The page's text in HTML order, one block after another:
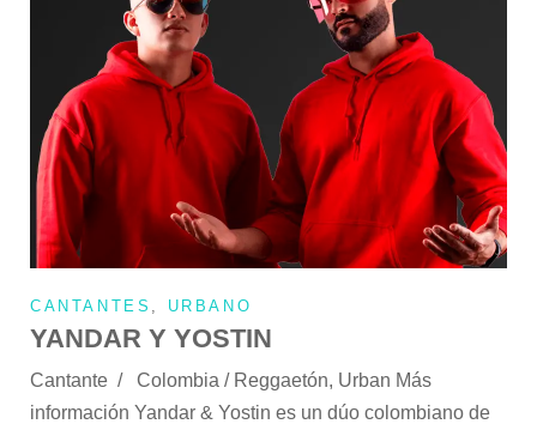
CANTANTES URBANO
YANDAR Y YOSTIN
Cantante / Colombia / Reggaetón, Urban Más
información Yandar & Yostin es un dúo colombiano de